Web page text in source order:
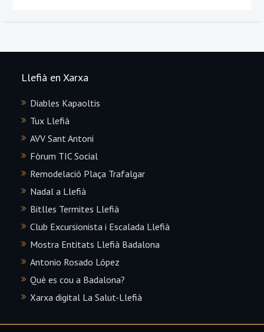
Llefià en Xarxa
Diables Kapaoltis
Tux Llefià
AVV Sant Antoni
Fòrum TIC Social
Remodelació Plaça Trafalgar
Nadal a Llefià
Bitlles Termites Llefià
Club Excursionista i Escalada Llefià
Mostra Entitats Llefià Badalona
Antonio Rosado López
Què es cou a Badalona?
Xarxa digital La Salut-Llefià